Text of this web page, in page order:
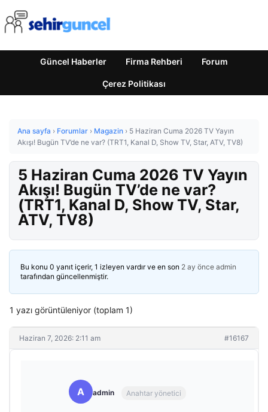
Güncel Haberler Firma Rehberi Forum
Çerez Politikası
Ana sayfa › Forumlar › Magazin › 5 Haziran Cuma 2026 TV Yayın
Akışı! Bugün TV’de ne var? (TRT1, Kanal D, Show TV, Star, ATV, TV8)
5 Haziran Cuma 2026 TV Yayın
Akışı! Bugün TV’de ne var?
(TRT1, Kanal D, Show TV, Star,
ATV, TV8)
Bu konu 0 yanıt içerir, 1 izleyen vardır ve en son 2 ay önce admin
tarafından güncellenmiştir.
1 yazı görüntüleniyor (toplam 1)
Haziran 7, 2026: 2:11 am #16167
A admin Anahtar yönetici